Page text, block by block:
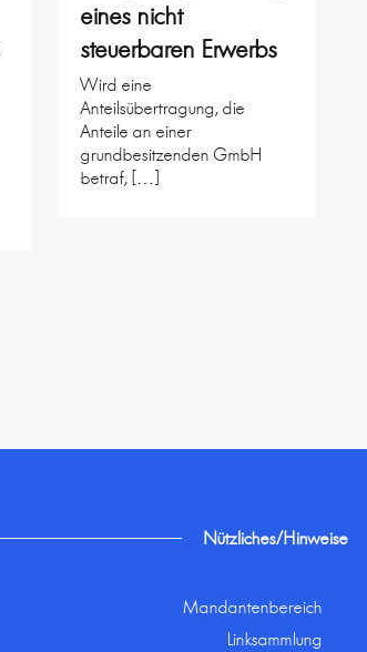
eines nicht
steuerbaren Erwerbs
Wird eine
Anteilsübertragung, die
Anteile an einer
grundbesitzenden GmbH
betraf, […]
Nützliches/Hinweise
Mandantenbereich
Linksammlung